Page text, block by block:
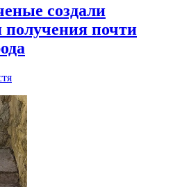
создали
получения почти